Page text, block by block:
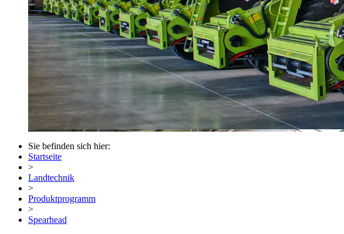
Sie befinden sich hier:
Startseite
>
Landtechnik
>
Produktprogramm
>
Spearhead